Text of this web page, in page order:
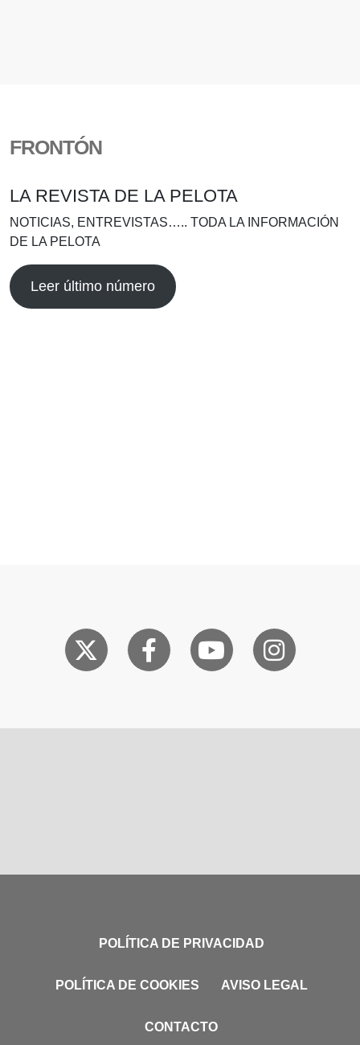
FRONTÓN
LA REVISTA DE LA PELOTA
NOTICIAS, ENTREVISTAS….. TODA LA INFORMACIÓN
DE LA PELOTA
Leer último número
POLÍTICA DE PRIVACIDAD
POLÍTICA DE COOKIES AVISO LEGAL
CONTACTO